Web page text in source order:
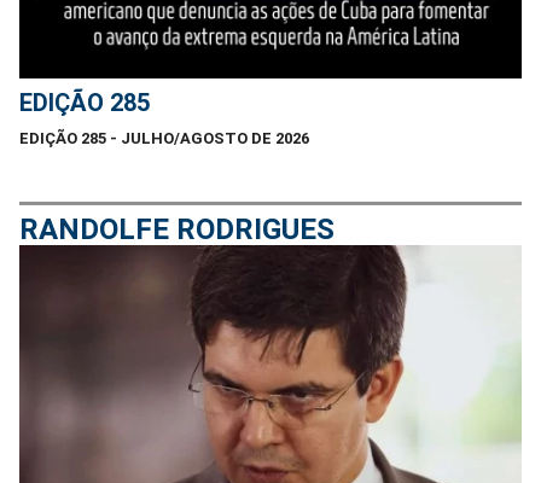
EDIÇÃO 285
EDIÇÃO 285 - JULHO/AGOSTO DE 2026
RANDOLFE RODRIGUES